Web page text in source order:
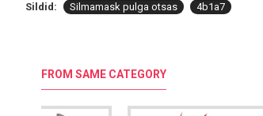
Sildid: Silmamask pulga otsas 4b1a7
FROM SAME CATEGORY